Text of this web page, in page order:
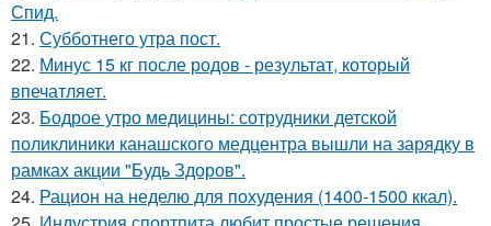
Спид.
21. Субботнего утра пост.
22. Минус 15 кг после родов - результат, который
впечатляет.
23. Бодрое утро медицины: сотрудники детской
поликлиники канашского медцентра вышли на зарядку в
рамках акции "Будь Здоров".
24. Рацион на неделю для похудения (1400-1500 ккал).